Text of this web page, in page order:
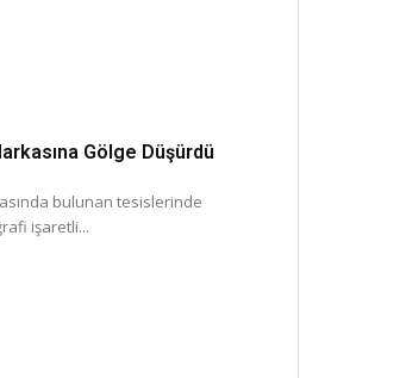
Gölge Düşürdü
bulunan tesislerinde
işaretli...